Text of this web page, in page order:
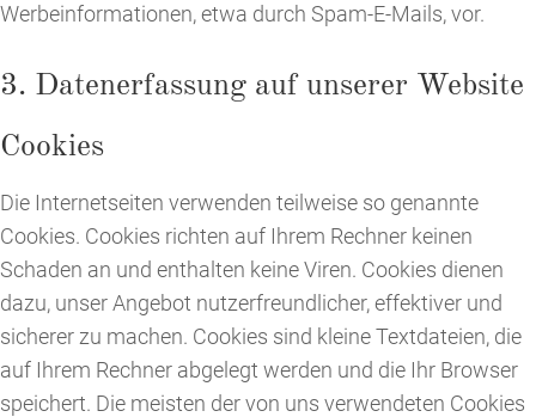
Werbeinformationen, etwa durch Spam-E-Mails, vor.
3. Datenerfassung auf unserer Website
Cookies
Die Internetseiten verwenden teilweise so genannte
Cookies. Cookies richten auf Ihrem Rechner keinen
Schaden an und enthalten keine Viren. Cookies dienen
dazu, unser Angebot nutzerfreundlicher, effektiver und
sicherer zu machen. Cookies sind kleine Textdateien, die
auf Ihrem Rechner abgelegt werden und die Ihr Browser
speichert. Die meisten der von uns verwendeten Cookies